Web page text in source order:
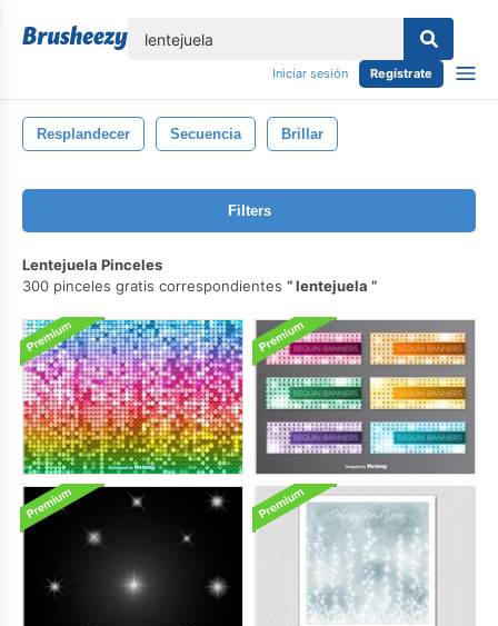
Iniciar sesión Regístrate
Resplandecer Secuencia Brillar
Filters
Lentejuela Pinceles
300 pinceles gratis correspondientes
lentejuela